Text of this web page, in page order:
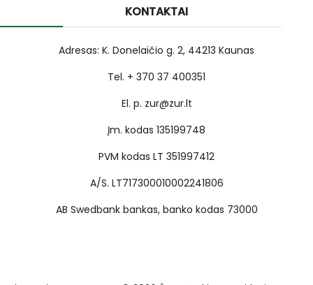
KONTAKTAI
Adresas: K. Donelaičio g. 2, 44213 Kaunas
Tel. + 370 37 400351
El. p. zur@zur.lt
Įm. kodas 135199748
PVM kodas LT 351997412
A/S. LT717300010002241806
AB Swedbank bankas, banko kodas 73000